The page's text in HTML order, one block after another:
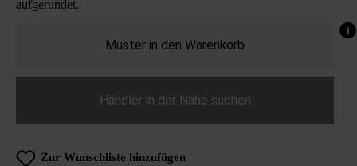
aufgerundet.
Muster in den Warenkorb
i
Händler in der Nähe suchen
Zur Wunschliste hinzufügen